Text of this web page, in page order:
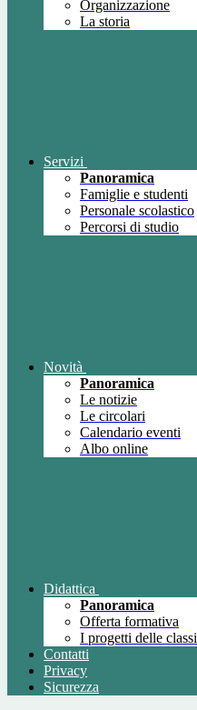
Organizzazione
La storia
Servizi
Panoramica
Famiglie e studenti
Personale scolastico
Percorsi di studio
Novità
Panoramica
Le notizie
Le circolari
Calendario eventi
Albo online
Didattica
Panoramica
Offerta formativa
I progetti delle classi
Contatti
Privacy
Sicurezza